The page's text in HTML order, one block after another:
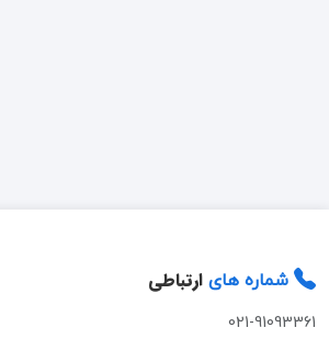
شماره های ارتباطی
021-91093361